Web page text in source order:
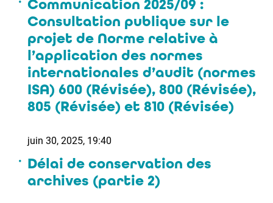
Communication 2025/09 :
Consultation publique sur le
projet de Norme relative à
l’application des normes
internationales d’audit (normes
ISA) 600 (Révisée), 800 (Révisée),
805 (Révisée) et 810 (Révisée)
juin 30, 2025, 19:40
Délai de conservation des
archives (partie 2)